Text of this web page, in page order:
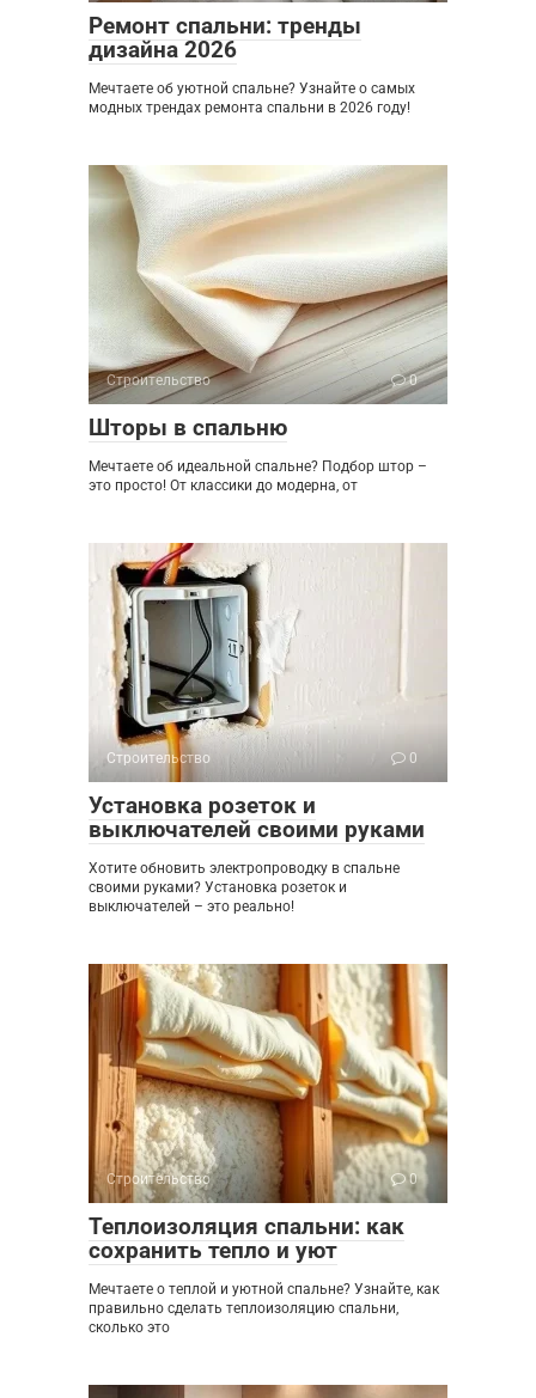
Ремонт спальни: тренды
дизайна 2026
Мечтаете об уютной спальне? Узнайте о самых
модных трендах ремонта спальни в 2026 году!
Строительство 0
Шторы в спальню
Мечтаете об идеальной спальне? Подбор штор –
это просто! От классики до модерна, от
Строительство 0
Установка розеток и
выключателей своими руками
Хотите обновить электропроводку в спальне
своими руками? Установка розеток и
выключателей – это реально!
Строительство 0
Теплоизоляция спальни: как
сохранить тепло и уют
Мечтаете о теплой и уютной спальне? Узнайте, как
правильно сделать теплоизоляцию спальни,
сколько это